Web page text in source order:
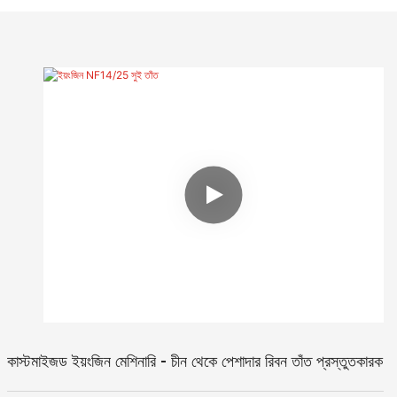
কাস্টমাইজড ইয়ংজিন মেশিনারি - চীন থেকে পেশাদার রিবন তাঁত প্রস্তুতকারক